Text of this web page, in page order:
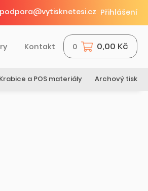
podpora@vytisknetesi.cz Přihlášení
Kontakt 0 0,00 Kč
Krabice a POS materiály Archový tisk